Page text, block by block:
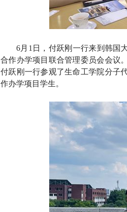
6月1日，付跃刚一行来到韩国
合作办学项目联合管理委员会会议
付跃刚一行参观了生命工学院分子
作办学项目学生。